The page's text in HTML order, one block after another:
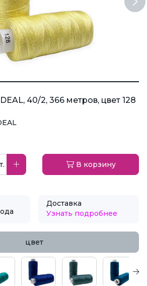
40/2, 366 метров, цвет 128
В корзину
Доставка
Узнать подробнее
цвет